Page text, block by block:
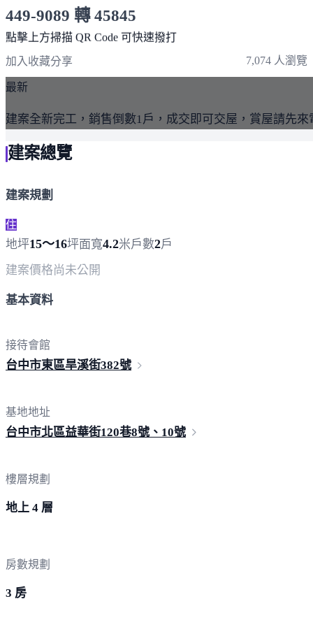
449-9089 轉 45845
服務時間 10:00～19:00
加入收藏分享 7,074 人瀏覽
最新
建案全新完工，銷售倒數1戶，成交即可交屋，賞屋請先來
建案總覽
建案規劃
住
地坪15～16坪面寬4.2米戶數2戶
建案價格尚未公開
基本資料
接待會館
台中市東區旱溪街382號
基地地址
台中市北區益華街120巷8號、 10號
樓層規劃
地上 4 層
房數規劃
3 房